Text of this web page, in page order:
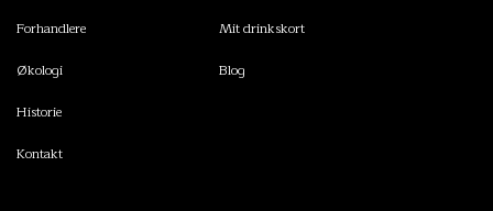
Forhandlere
Økologi
Historie
Kontakt
Mit drinkskort
Blog